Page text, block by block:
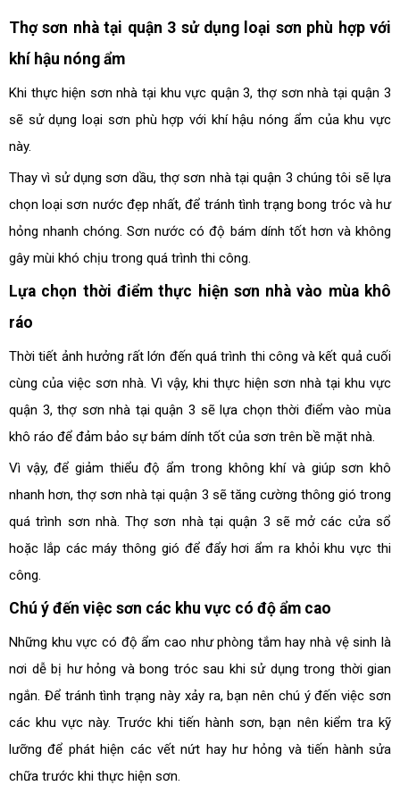
Thợ sơn nhà tại quận 3 sử dụng loại sơn phù hợp với
khí hậu nóng ẩm
Khi thực hiện sơn nhà tại khu vực quận 3, thợ sơn nhà tại quận 3
sẽ sử dụng loại sơn phù hợp với khí hậu nóng ẩm của khu vực
này.
Thay vì sử dụng sơn dầu, thợ sơn nhà tại quận 3 chúng tôi sẽ lựa
chọn loại sơn nước đẹp nhất, để tránh tình trạng bong tróc và hư
hỏng nhanh chóng. Sơn nước có độ bám dính tốt hơn và không
gây mùi khó chịu trong quá trình thi công.
Lựa chọn thời điểm thực hiện sơn nhà vào mùa khô
ráo
Thời tiết ảnh hưởng rất lớn đến quá trình thi công và kết quả cuối
cùng của việc sơn nhà. Vì vậy, khi thực hiện sơn nhà tại khu vực
quận 3, thợ sơn nhà tại quận 3 sẽ lựa chọn thời điểm vào mùa
khô ráo để đảm bảo sự bám dính tốt của sơn trên bề mặt nhà.
Vì vậy, để giảm thiểu độ ẩm trong không khí và giúp sơn khô
nhanh hơn, thợ sơn nhà tại quận 3 sẽ tăng cường thông gió trong
quá trình sơn nhà. Thợ sơn nhà tại quận 3 sẽ mở các cửa sổ
hoặc lắp các máy thông gió để đẩy hơi ẩm ra khỏi khu vực thi
công.
Chú ý đến việc sơn các khu vực có độ ẩm cao
Những khu vực có độ ẩm cao như phòng tắm hay nhà vệ sinh là
nơi dễ bị hư hỏng và bong tróc sau khi sử dụng trong thời gian
ngắn. Để tránh tình trạng này xảy ra, bạn nên chú ý đến việc sơn
các khu vực này. Trước khi tiến hành sơn, bạn nên kiểm tra kỹ
lưỡng để phát hiện các vết nứt hay hư hỏng và tiến hành sửa
chữa trước khi thực hiện sơn.